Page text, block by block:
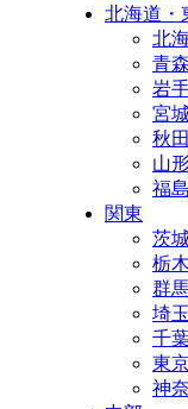
北海道・
北
青
岩
宮
秋
山
福
関東
茨
栃
群
埼
千
東
神